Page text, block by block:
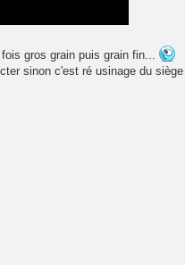
gros grain puis grain fin...
sinon c'est ré usinage du